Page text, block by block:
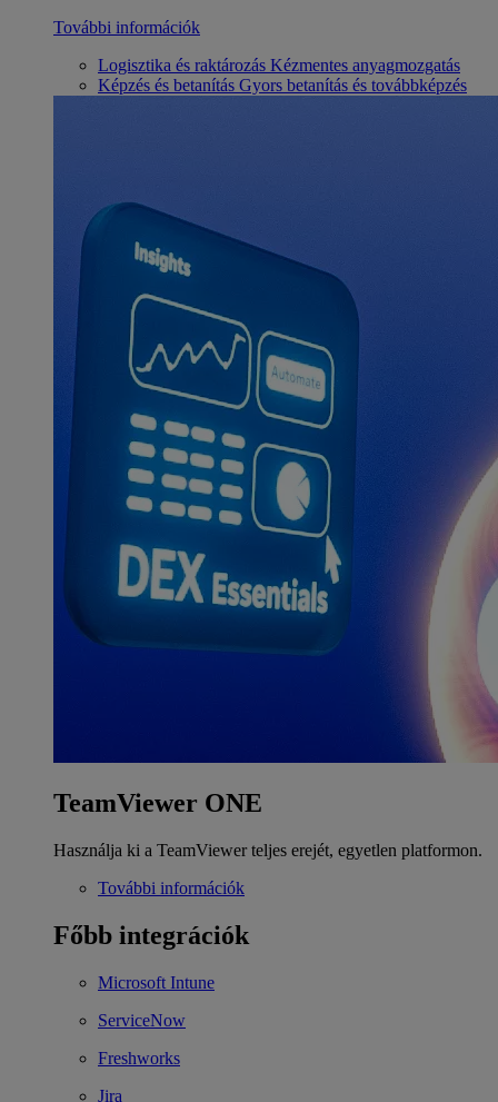
További információk
Logisztika és raktározás Kézmentes anyagmozgatás
Képzés és betanítás Gyors betanítás és továbbképzés
TeamViewer ONE
Használja ki a TeamViewer teljes erejét, egyetlen platformon.
További információk
Főbb integrációk
Microsoft Intune
ServiceNow
Freshworks
Jira